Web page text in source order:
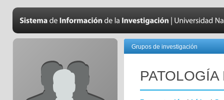
Grupos de investigación